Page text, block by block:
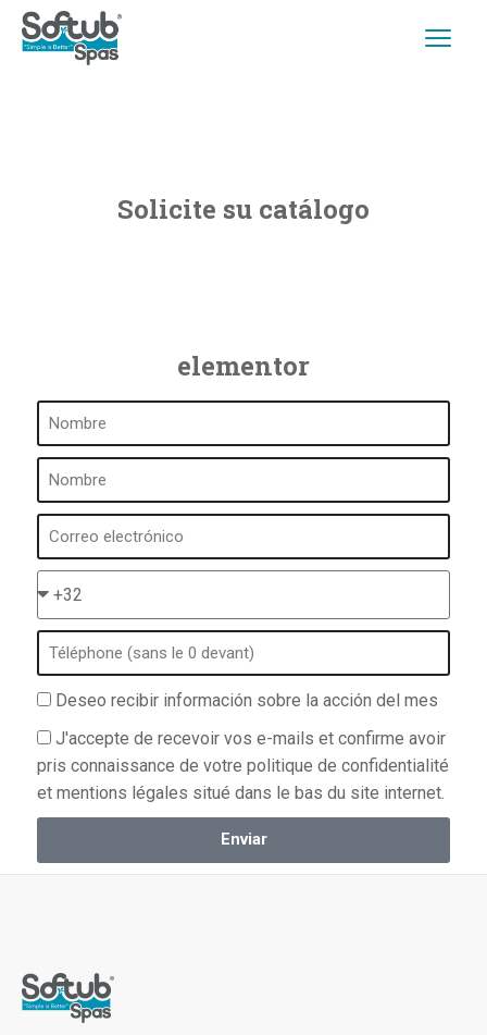
Solicite su catálogo
elementor
Deseo recibir información sobre la acción del mes
J'accepte de recevoir vos e-mails et confirme avoir
pris connaissance de votre politique de confidentialité
et mentions légales situé dans le bas du site internet.
Enviar